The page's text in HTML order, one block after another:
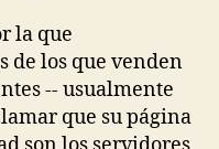
la que
de los que venden
-- usualmente
que su página